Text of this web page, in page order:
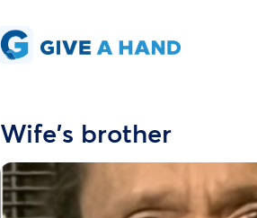
Wife's brother